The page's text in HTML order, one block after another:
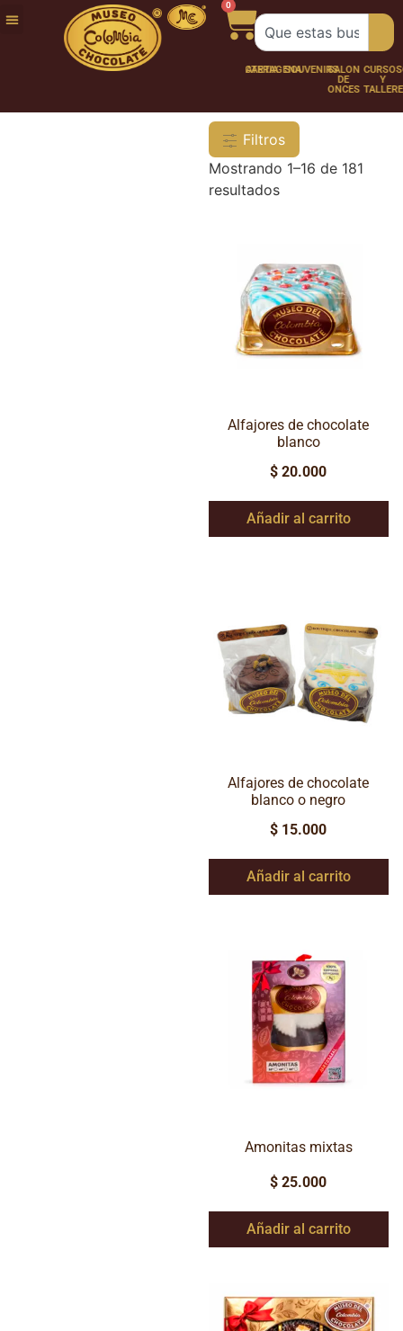
0
FUNDACIÓNNUESTRATRABAJA
CHOCOLATERÍA
CARTAGENASOUVENIRSSALÓN
DE
ONCES
CURSOS
Y
Filtros
Mostrando 1–16 de 181
resultados
Alfajores de chocolate
blanco
$ 20.000
Añadir al carrito
Alfajores de chocolate
blanco o negro
$ 15.000
Añadir al carrito
Amonitas mixtas
$ 25.000
Añadir al carrito